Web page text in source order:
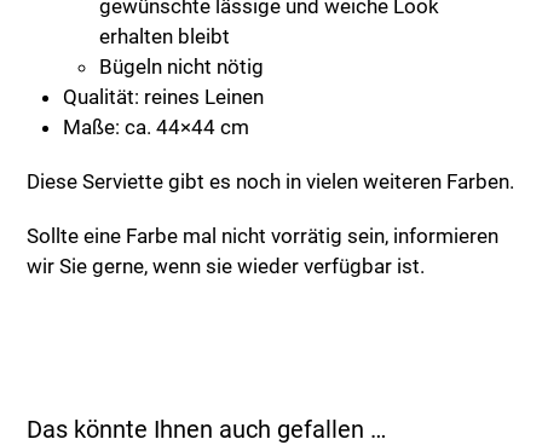
gewünschte lässige und weiche Look
erhalten bleibt
Bügeln nicht nötig
Qualität: reines Leinen
Maße: ca. 44×44 cm
Diese Serviette gibt es noch in vielen weiteren Farben.
Sollte eine Farbe mal nicht vorrätig sein, informieren
wir Sie gerne, wenn sie wieder verfügbar ist.
Das könnte Ihnen auch gefallen …